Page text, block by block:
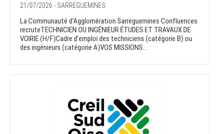
21/07/2026 - SARREGUEMINES
La Communauté d’Agglomération Sarreguemines Confluences
recruteTECHNICIEN OU INGÉNIEUR ÉTUDES ET TRAVAUX DE
VOIRIE (H/F)Cadre d’emploi des techniciens (catégorie B) ou
des ingénieurs (catégorie A)VOS MISSIONS...